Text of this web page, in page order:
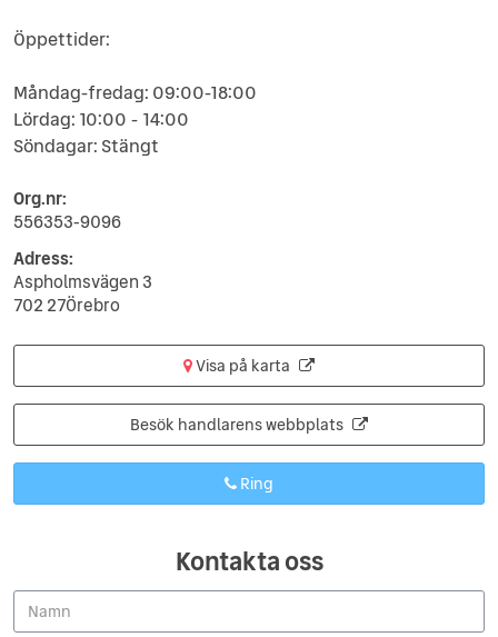
Öppettider:
Måndag-fredag: 09:00-18:00
Lördag: 10:00 - 14:00
Söndagar: Stängt
Org.nr:
556353-9096
Adress:
Aspholmsvägen 3
702 27Örebro
Visa på karta
Besök handlarens webbplats
Ring
Kontakta oss